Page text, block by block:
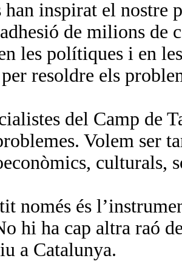
han inspirat el nostre
de milions de
les polítiques i en
resoldre els
del Camp de
Volem ser
culturals,
només és
hi ha cap altra raó
a Catalunya.